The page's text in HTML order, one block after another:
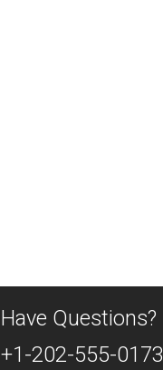
Have Questions?
+1-202-555-0173